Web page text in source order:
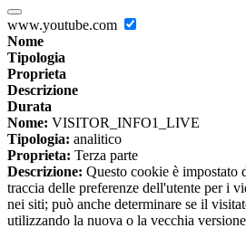
www.youtube.com
Nome
Tipologia
Proprieta
Descrizione
Durata
Nome: VISITOR_INFO1_LIVE
Tipologia: analitico
Proprieta: Terza parte
Descrizione: Questo cookie è impostato
traccia delle preferenze dell'utente per i
nei siti; può anche determinare se il
utilizzando la nuova o la vecchia